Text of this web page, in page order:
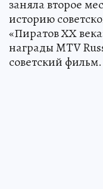
заняла второе
историю
«Пиратов ХХ
награды MTV
советский фильм.